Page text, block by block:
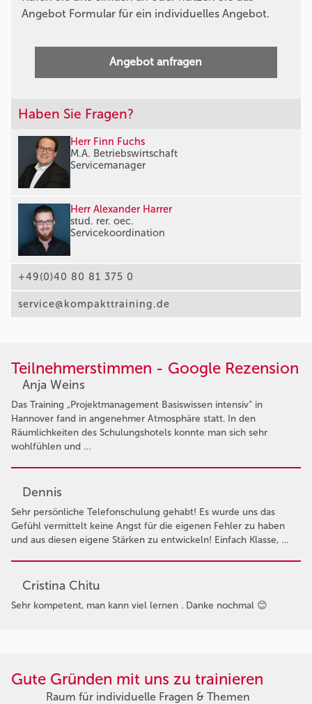
Angebot Formular für ein individuelles Angebot.
Angebot anfragen
Haben Sie Fragen?
Herr Finn Fuchs
M.A. Betriebswirtschaft
Servicemanager
Herr Alexander Harrer
stud. rer. oec.
Servicekoordination
+49(0)40 80 81 375 0
service@kompakttraining.de
Teilnehmerstimmen - Google Rezension
Anja Weins
Das Training „Projektmanagement Basiswissen intensiv“ in
Hannover fand in angenehmer Atmosphäre statt. In den
Räumlichkeiten des Schulungshotels konnte man sich sehr
wohlfühlen und …
Dennis
Sehr persönliche Telefonschulung gehabt! Es wurde uns das
Gefühl vermittelt keine Angst für die eigenen Fehler zu haben
und aus diesen eigene Stärken zu entwickeln! Einfach Klasse, …
Cristina Chitu
Sehr kompetent, man kann viel lernen . Danke nochmal 😊
Gute Gründen mit uns zu trainieren
Raum für individuelle Fragen & Themen